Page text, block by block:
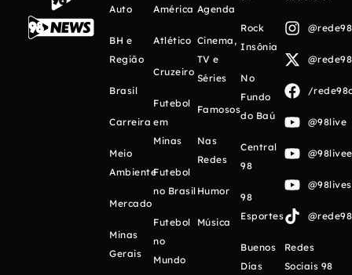
Auto
BH e
Região
Brasil
Carreira
Meio
Ambiente
Mercado
Minas
Gerais
América
Atlético
Cruzeiro
Futebol
em
Minas
Futebol
no Brasil
Futebol
no
Mundo
Agenda
Cinema,
TV e
Séries
Famosos
Nas
Redes
Humor
Música
Rock
Insônia
No
Fundo
do Baú
Central
98
98
Esportes
Buenos
Días
/
@98live
Redes
Sociais 98